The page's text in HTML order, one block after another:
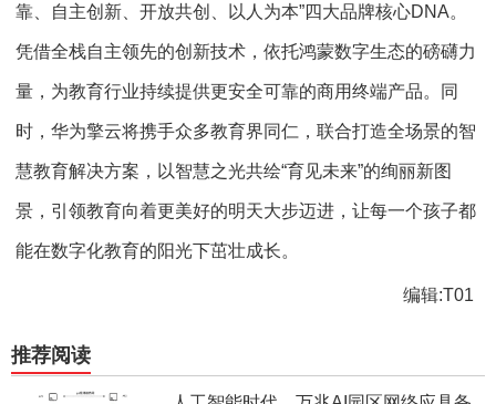
靠、自主创新、开放共创、以人为本”四大品牌核心DNA。
凭借全栈自主领先的创新技术，依托鸿蒙数字生态的磅礴力
量，为教育行业持续提供更安全可靠的商用终端产品。同
时，华为擎云将携手众多教育界同仁，联合打造全场景的智
慧教育解决方案，以智慧之光共绘“育见未来”的绚丽新图
景，引领教育向着更美好的明天大步迈进，让每一个孩子都
能在数字化教育的阳光下茁壮成长。
编辑:T01
推荐阅读